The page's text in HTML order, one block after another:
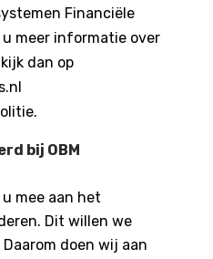
Financiële
meer informatie over
dan op
bij OBM
mee aan het
Dit willen we
doen wij aan